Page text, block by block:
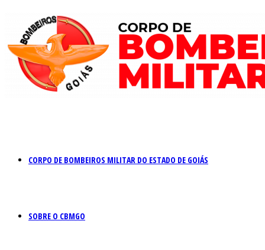
CORPO DE BOMBEIROS MILITAR DO ESTADO DE GOIÁS
SOBRE O CBMGO